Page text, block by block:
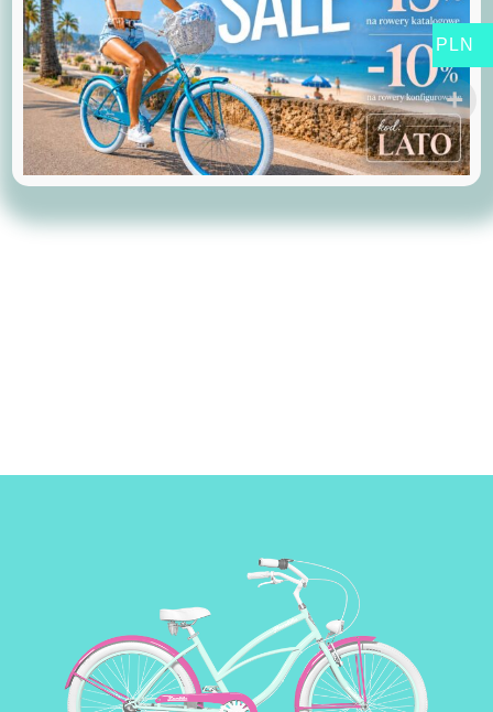
Kosz wiklinowy miętowy.
159,00PLN
Zobacz
PLN